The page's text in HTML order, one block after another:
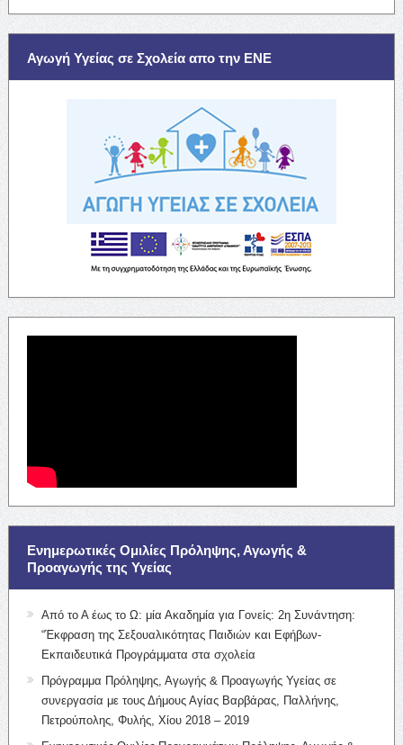
Αγωγή Υγείας σε Σχολεία απο την ΕΝΕ
Ενημερωτικές Ομιλίες Πρόληψης, Αγωγής &
Προαγωγής της Υγείας
Από το Α έως το Ω: μία Ακαδημία για Γονείς: 2η Συνάντηση:
“Έκφραση της Σεξουαλικότητας Παιδιών και Εφήβων-
Εκπαιδευτικά Προγράμματα στα σχολεία
Πρόγραμμα Πρόληψης, Αγωγής & Προαγωγής Υγείας σε
συνεργασία με τους Δήμους Αγίας Βαρβάρας, Παλλήνης,
Πετρούπολης, Φυλής, Χίου 2018 – 2019